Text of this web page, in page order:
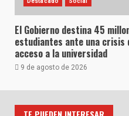
El Gobierno destina 45
estudiantes ante una crisis
acceso a la universidad
9 de agosto de 2026